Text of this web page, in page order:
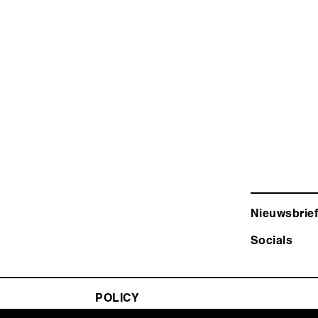
Nieuwsbrief
Socials
POLICY